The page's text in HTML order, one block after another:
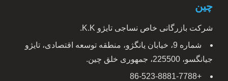
چین
شرکت بازرگانی خاص نساجی تایژو K.K.
شماره 9، خیابان یانگژو، منطقه توسعه اقتصادی، تایژو
جیانگسو، 225500، جمهوری خلق چین.
+86-523-8881-7788